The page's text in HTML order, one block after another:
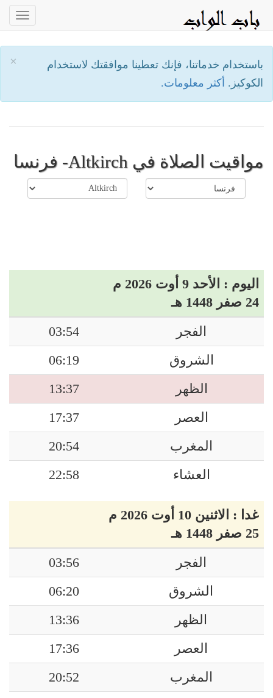
×
باستخدام خدماتنا، فإنك تعطينا موافقتك لاستخدام
الكوكيز. أكثر معلومات.
مواقيت الصلاة في Altkirch- فرنسا
اليوم : الأحد 9 أوت 2026 م
24 صفر 1448 هـ
الفجر
03:54
الشروق
06:19
الظهر
13:37
العصر
17:37
المغرب
20:54
العشاء
22:58
غدا : الاثنين 10 أوت 2026 م
25 صفر 1448 هـ
الفجر
03:56
الشروق
06:20
الظهر
13:36
العصر
17:36
المغرب
20:52